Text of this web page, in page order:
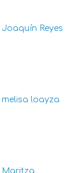
Joaquín Reyes
melisa loayza
Maritza